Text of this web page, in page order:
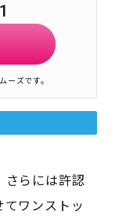
ズです。
さらには許認
ワンストッ